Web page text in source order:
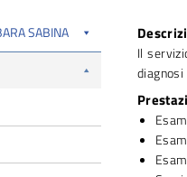
SABINA
Il